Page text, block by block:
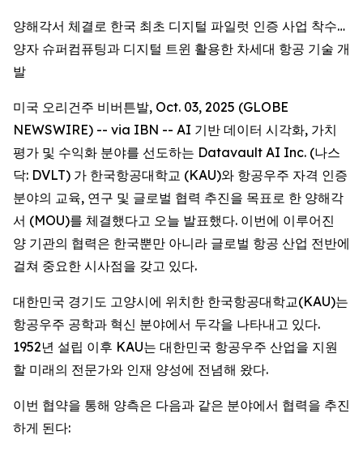
양해각서 체결로 한국 최초 디지털 파일럿 인증 사업 착수…
양자 슈퍼컴퓨팅과 디지털 트윈 활용한 차세대 항공 기술 개
발
미국 오리건주 비버튼발, Oct. 03, 2025 (GLOBE
NEWSWIRE) -- via IBN -- AI 기반 데이터 시각화, 가치
평가 및 수익화 분야를 선도하는 Datavault AI Inc. (나스
닥: DVLT) 가 한국항공대학교 (KAU)와 항공우주 자격 인증
분야의 교육, 연구 및 글로벌 협력 추진을 목표로 한 양해각
서 (MOU)를 체결했다고 오늘 발표했다. 이번에 이루어진
양 기관의 협력은 한국뿐만 아니라 글로벌 항공 산업 전반에
걸쳐 중요한 시사점을 갖고 있다.
대한민국 경기도 고양시에 위치한 한국항공대학교(KAU)는
항공우주 공학과 혁신 분야에서 두각을 나타내고 있다.
1952년 설립 이후 KAU는 대한민국 항공우주 산업을 지원
할 미래의 전문가와 인재 양성에 전념해 왔다.
이번 협약을 통해 양측은 다음과 같은 분야에서 협력을 추진
하게 된다: